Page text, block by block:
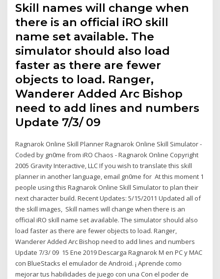
Skill names will change when
there is an official iRO skill
name set available. The
simulator should also load
faster as there are fewer
objects to load. Ranger,
Wanderer Added Arc Bishop
need to add lines and numbers
Update 7/3/ 09
Ragnarok Online Skill Planner Ragnarok Online Skill Simulator -
Coded by gn0me from iRO Chaos - Ragnarok Online Copyright
2005 Gravity Interactive, LLC If you wish to translate this skill
planner in another language, email gn0me for At this moment 1
people using this Ragnarok Online Skill Simulator to plan their
next character build. Recent Updates: 5/15/2011 Updated all of
the skill images, Skill names will change when there is an
official iRO skill name set available. The simulator should also
load faster as there are fewer objects to load. Ranger,
Wanderer Added Arc Bishop need to add lines and numbers
Update 7/3/ 09 15 Ene 2019 Descarga Ragnarok M en PC y MAC
con BlueStacks el emulador de Android. ¡ Aprende como
mejorar tus habilidades de juego con una Con el poder de